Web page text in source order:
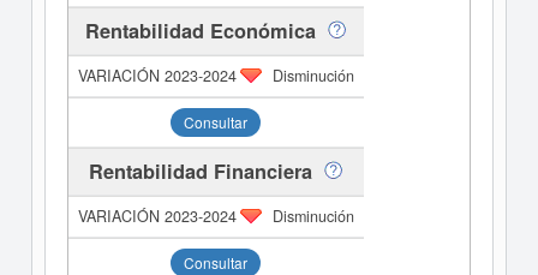
Rentabilidad Económica
Disminución
Consultar
Rentabilidad Financiera
Disminución
Consultar